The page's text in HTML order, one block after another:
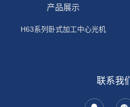
产品展示
H63系列卧式加工中心光机
联系我们